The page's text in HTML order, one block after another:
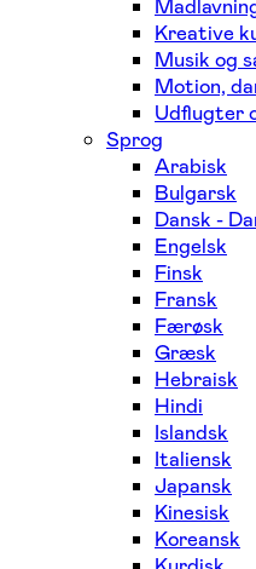
Kreative
Musik og
Motion,
Udflugter
Sprog
Arabisk
Bulgarsk
Dansk -
Engelsk
Finsk
Fransk
Færøsk
Græsk
Hebraisk
Hindi
Islandsk
Italiensk
Japansk
Kinesisk
Koreansk